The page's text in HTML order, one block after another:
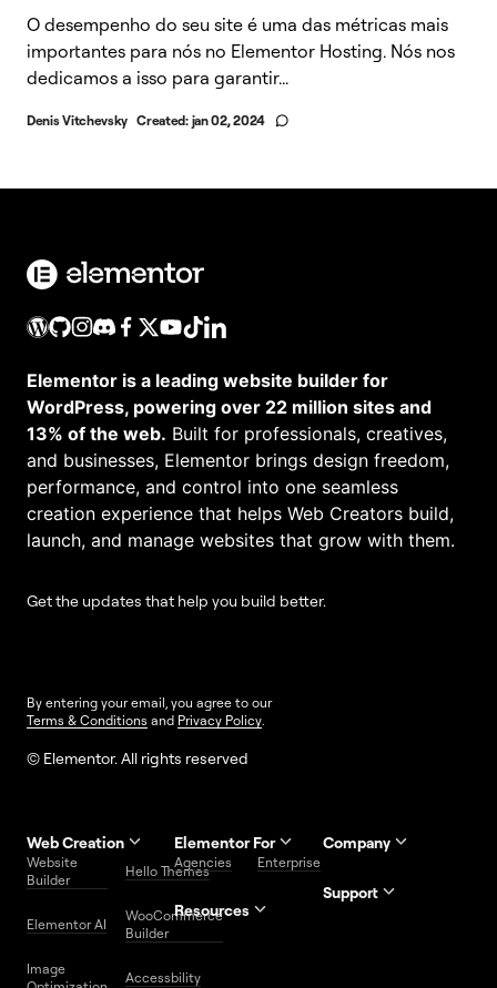
O desempenho do seu site é uma das métricas mais
importantes para nós no Elementor Hosting. Nós nos
dedicamos a isso para garantir...
Denis Vitchevsky Created: jan 02, 2024
Elementor is a leading website builder for
WordPress, powering over 22 million sites and
13% of the web. Built for professionals, creatives,
and businesses, Elementor brings design freedom,
performance, and control into one seamless
creation experience that helps Web Creators build,
launch, and manage websites that grow with them.
Get the updates that help you build better.
By entering your email, you agree to our
Terms & Conditions and Privacy Policy.
© Elementor. All rights reserved
Web Creation
Website
Builder
Hello Themes
Elementor AI
WooCommerce
Builder
Image
Accessbility
Elementor For
Agencies Enterprise
Resources
Website
Company
Support